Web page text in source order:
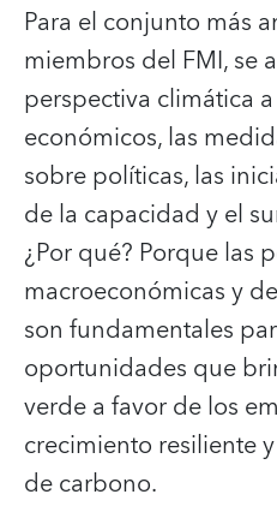
Para el conjunto más
miembros del FMI, se
perspectiva climática
económicos, las
sobre políticas, las
de la capacidad y el
¿Por qué? Porque las
macroeconómicas y
son fundamentales
oportunidades que
verde a favor de los
crecimiento resiliente
de carbono.